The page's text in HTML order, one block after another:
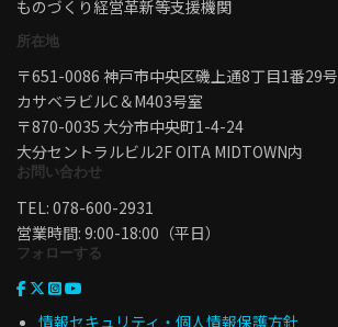
ものづくり経営革新等支援機関
所在地
〒651-0086 神戸市中央区磯上通8丁目1番29号
カサベラビルC＆M403号室
〒870-0035 大分市中央町1-4-24
大分セントラルビル2F OITA MIDTOWN内
お問い合わせ
TEL: 078-600-2931
営業時間: 9:00-18:00（平日）
フォローする
情報セキュリティ・個人情報保護方針